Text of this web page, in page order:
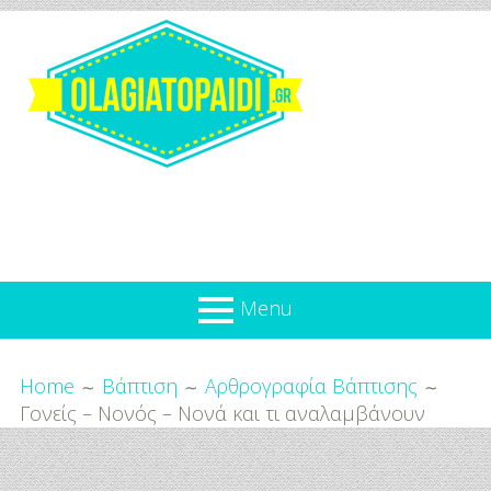
content
Menu
Για
το
Παιδί
Επικαιρότητα
Προσφορές
Home Βάπτιση
Αρθρογραφία Βάπτισης
Γονείς – Νονός – Νονά και τι αναλαμβάνουν